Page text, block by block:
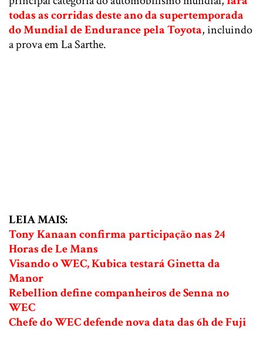
todas as corridas deste ano da supertemporada
do Mundial de Endurance pela Toyota, incluindo
a prova em La Sarthe.
LEIA MAIS:
Tony Kanaan confirma participação nas 24
Horas de Le Mans
Visando o WEC, Kubica testará Ginetta da
Manor
Rebellion define companheiros de Senna no
WEC
Chefe do WEC defende nova data das 6h de Fuji